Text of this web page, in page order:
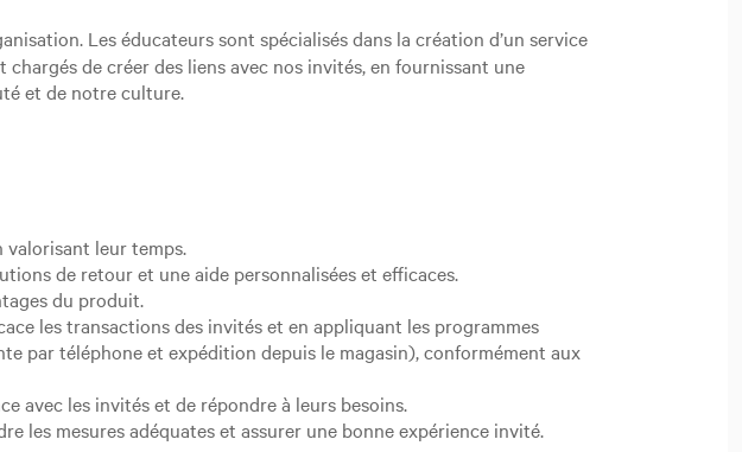
Les éducateurs sont spécialisés dans la création d’un service
de créer des liens avec nos invités, en fournissant une
et de notre culture.
leur temps.
de retour et une aide personnalisées et efficaces.
du produit.
les transactions des invités et en appliquant les programmes
par téléphone et expédition depuis le magasin), conformément aux
avec les invités et de répondre à leurs besoins.
les mesures adéquates et assurer une bonne expérience invité.